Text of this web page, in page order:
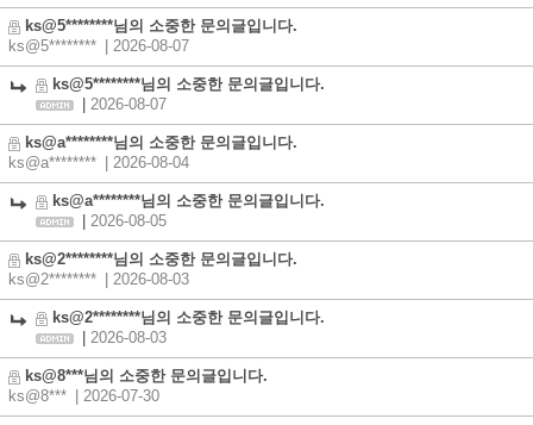
ks@5********님의 소중한 문의글입니다.
ks@5********
| 2026-08-07
ks@5********님의 소중한 문의글입니다.
2026-08-07
ks@a********님의 소중한 문의글입니다.
ks@a********
| 2026-08-04
ks@a********님의 소중한 문의글입니다.
2026-08-05
ks@2********님의 소중한 문의글입니다.
ks@2********
| 2026-08-03
ks@2********님의 소중한 문의글입니다.
2026-08-03
ks@8***님의 소중한 문의글입니다.
ks@8***
| 2026-07-30